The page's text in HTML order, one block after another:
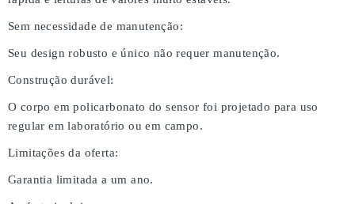
Sem necessidade de manutenção:
Seu design robusto e único não requer manutenção.
Construção durável:
O corpo em policarbonato do sensor foi projetado para uso
regular em laboratório ou em campo.
Limitações da oferta:
Garantia limitada a um ano.